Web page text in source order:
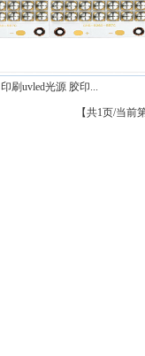
印刷uvled光源 胶印...
【共1页/当前